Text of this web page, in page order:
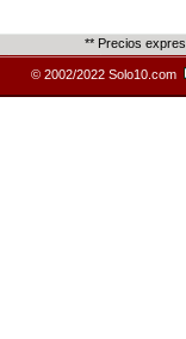
** Precios
© 2002/2022 Solo10.com